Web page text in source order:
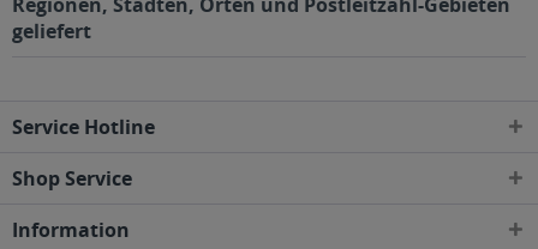
geliefert
Service Hotline
Shop Service
Information